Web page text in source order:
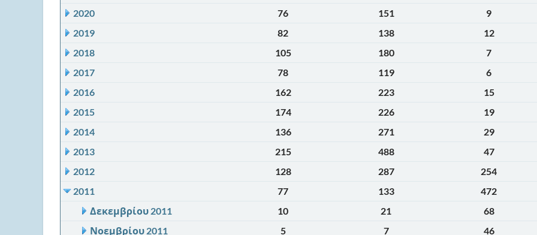
2020
76 151 9
2019
82 138 12
2018
105 180 7
2017
78 119 6
2016
162 223 15
2015
174 226 19
2014
136 271 29
2013
215 488 47
2012
128 287 254
2011
77 133 472
Δεκεμβρίου 2011
10 21 68
Νοεμβρίου 2011
5 7 46